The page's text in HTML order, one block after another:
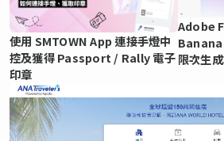
使用 SMTOWN App 連接手燈中
控及獲得 Passport / Rally 電子
印章
Adobe
Banana
限次生成